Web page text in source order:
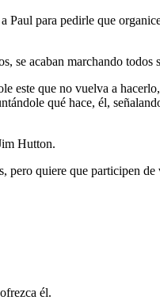
Paul para pedirle que
se acaban marchando todos
este que no vuelva a
qué hace, él,
Hutton.
pero quiere que participen
él.